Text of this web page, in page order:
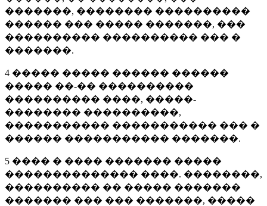
�������, �������� ����������
������ ��� ����� �������, ���
���������� ���������� ��� �
�������.
4 ����� ����� ������ ������
����� ��-�� ����������
���������� ����, �����-
�������� ����������,
����������� ����������� ��� �
������ ����������� �������.
5 ���� � ���� ������� �����
�������������� ����. ��������,
���������� �� ����� �������
������� ��� ��� �������, �����